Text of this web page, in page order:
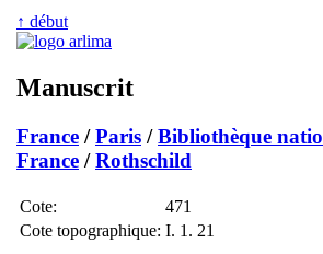
↑ début
Manuscrit
France /Paris /Bibliothèque
France /Rothschild
Cote:
471
Cote topographique: I. 1. 21